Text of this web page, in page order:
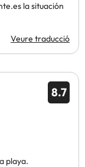
la situación
Veure traducció
8.7
playa.